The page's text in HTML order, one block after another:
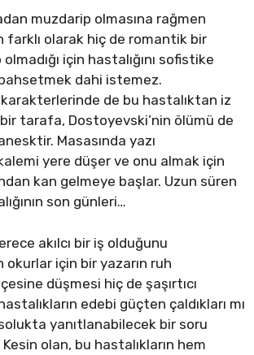
muzdarip olmasına rağmen
farklı olarak hiç de romantik bir
olmadığı için hastalığını sofistike
dahi istemez.
karakterlerinde de bu hastalıktan iz
tarafa, Dostoyevski’nin ölümü de
Masasında yazı
yere düşer ve onu almak için
kan gelmeye başlar. Uzun süren
son günleri…
akılcı bir iş olduğunu
için bir yazarın ruh
düşmesi hiç de şaşırtıcı
edebi güçten çaldıkları mı
yanıtlanabilecek bir soru
olan, bu hastalıkların hem